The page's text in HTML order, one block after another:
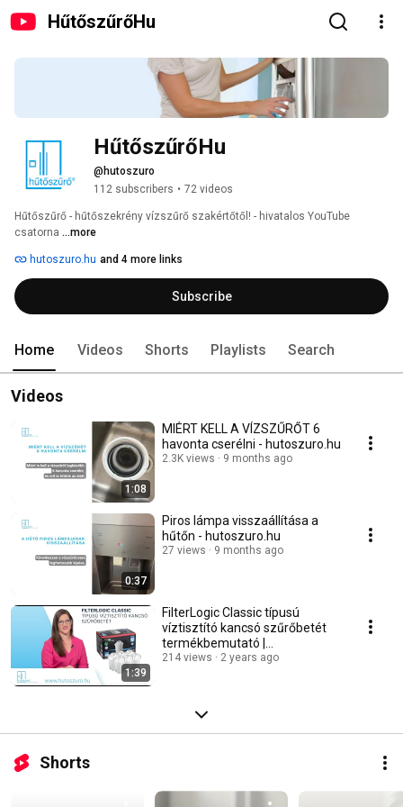
HűtőszűrőHu
HűtőszűrőHu
@hutoszuro
112 subscribers • 72 videos
Hűtőszűrő - hűtőszekrény vízszűrő szakértőtől! - hivatalos YouTube
csatorna ...more
hutoszuro.hu and 4 more links
Subscribe
Home Videos Shorts Playlists Search
Videos
1:08
MIÉRT KELL A VÍZSZŰRŐT 6
havonta cserélni - hutoszuro.hu
2.3K views 9 months ago
0:37
Piros lámpa visszaállítása a
hűtőn - hutoszuro.hu
27 views 9 months ago
1:39
FilterLogic Classic típusú
víztisztító kancsó szűrőbetét
termékbemutató |
www.hutoszuro.hu
214 views 2 years ago
Shorts